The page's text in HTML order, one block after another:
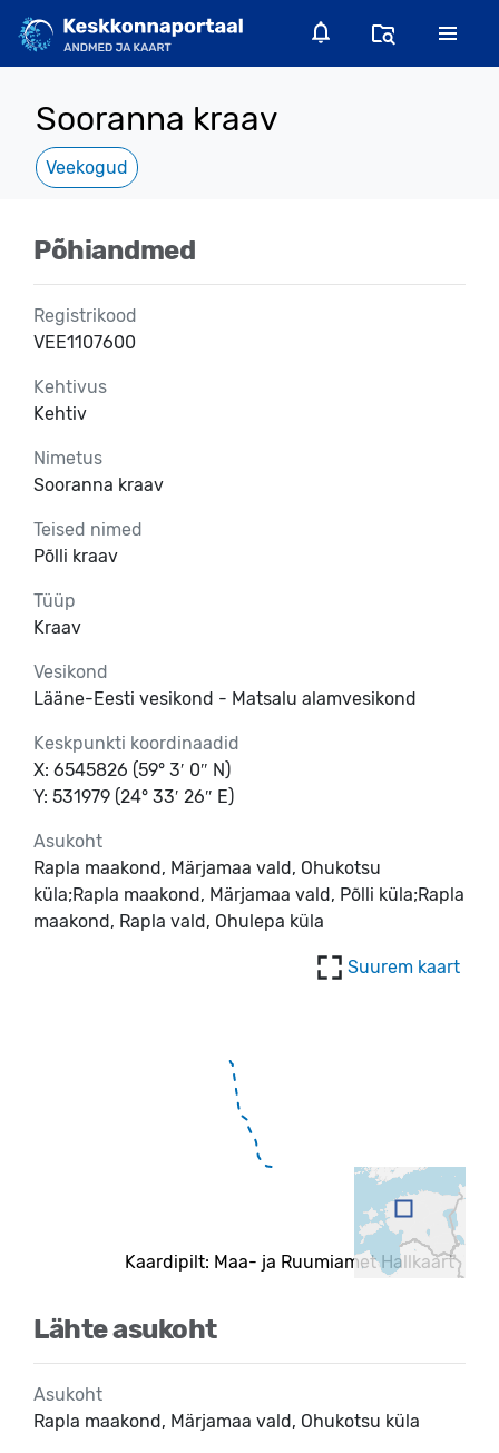
Sooranna kraav
Veekogud
Põhiandmed
Registrikood
VEE1107600
Kehtivus
Kehtiv
Nimetus
Sooranna kraav
Teised nimed
Põlli kraav
Tüüp
Kraav
Vesikond
Lääne-Eesti vesikond - Matsalu alamvesikond
Keskpunkti koordinaadid
X: 6545826 (59° 3′ 0″ N)
Y: 531979 (24° 33′ 26″ E)
Asukoht
Rapla maakond, Märjamaa vald, Ohukotsu
küla;Rapla maakond, Märjamaa vald, Põlli küla;Rapla
maakond, Rapla vald, Ohulepa küla
Suurem kaart
Kaardipilt: Maa- ja Ruumiamet Hallkaart
Lähte asukoht
Asukoht
Rapla maakond, Märjamaa vald, Ohukotsu küla